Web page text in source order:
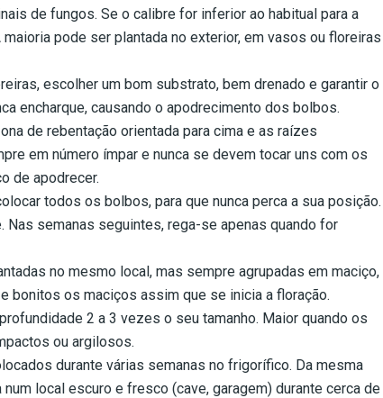
de fungos. Se o calibre for inferior ao habitual para a
pode ser plantada no exterior, em vasos ou floreiras
escolher um bom substrato, bem drenado e garantir o
encharque, causando o apodrecimento dos bolbos.
de rebentação orientada para cima e as raízes
em número ímpar e nunca se devem tocar uns com os
de apodrecer.
todos os bolbos, para que nunca perca a sua posição.
semanas seguintes, rega-se apenas quando for
no mesmo local, mas sempre agrupadas em maciço,
bonitos os maciços assim que se inicia a floração.
2 a 3 vezes o seu tamanho. Maior quando os
ou argilosos.
durante várias semanas no frigorífico. Da mesma
local escuro e fresco (cave, garagem) durante cerca de